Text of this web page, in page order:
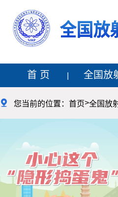
首 页 全国放
 您当前的位置： 首页>全国放